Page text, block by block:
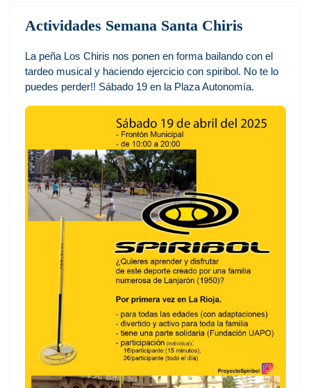
Actividades Semana Santa Chiris
La peña Los Chiris nos ponen en forma bailando con el
tardeo musical y haciendo ejercicio con spiribol. No te lo
puedes perder!! Sábado 19 en la Plaza Autonomía.